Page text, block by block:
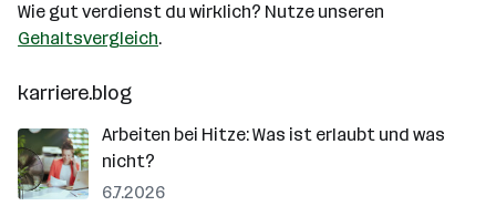
Wie gut verdienst du wirklich? Nutze unseren
Gehaltsvergleich.
karriere.blog
Arbeiten bei Hitze: Was ist erlaubt und was
nicht?
6.7.2026